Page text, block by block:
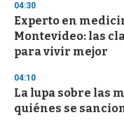
n
d
s
04:30
Experto en
Montevideo: las
para vivir mejor
04:10
La lupa sobre las
quiénes se